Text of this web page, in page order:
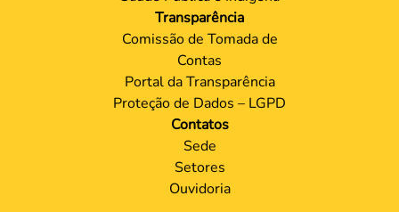
Análises Clínicas
Ensino e Educação Continuada
Estética
Farmácia Hospitalar e
Oncologia
Pesquisa Clínica
Saúde Pública e Indígena
Transparência
Comissão de Tomada de
Contas